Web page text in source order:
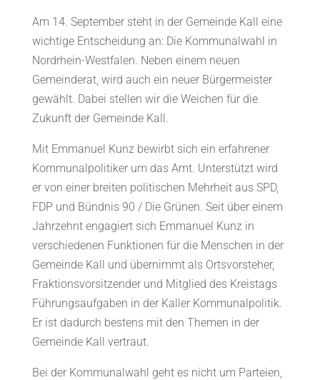
Am 14. September steht in der Gemeinde Kall eine
wichtige Entscheidung an: Die Kommunalwahl in
Nordrhein-Westfalen. Neben einem neuen
Gemeinderat, wird auch ein neuer Bürgermeister
gewählt. Dabei stellen wir die Weichen für die
Zukunft der Gemeinde Kall.
Mit Emmanuel Kunz bewirbt sich ein erfahrener
Kommunalpolitiker um das Amt. Unterstützt wird
er von einer breiten politischen Mehrheit aus SPD,
FDP und Bündnis 90 / Die Grünen. Seit über einem
Jahrzehnt engagiert sich Emmanuel Kunz in
verschiedenen Funktionen für die Menschen in der
Gemeinde Kall und übernimmt als Ortsvorsteher,
Fraktionsvorsitzender und Mitglied des Kreistags
Führungsaufgaben in der Kaller Kommunalpolitik.
Er ist dadurch bestens mit den Themen in der
Gemeinde Kall vertraut.
Bei der Kommunalwahl geht es nicht um Parteien,